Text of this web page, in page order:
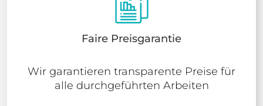
Faire Preisgarantie
Wir garantieren transparente Preise für
alle durchgeführten Arbeiten